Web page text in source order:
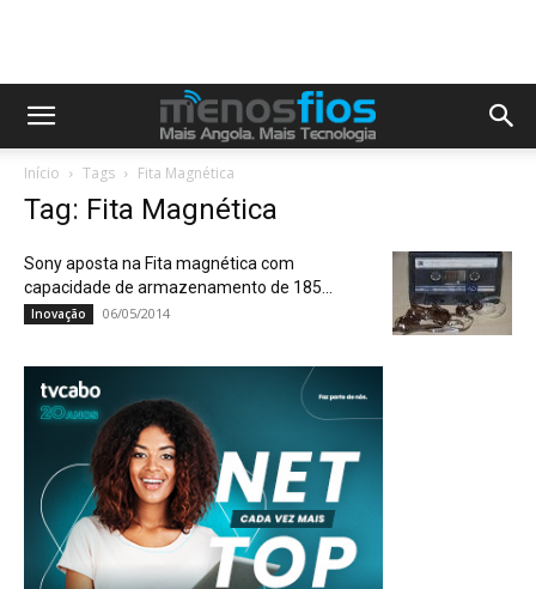
Início Tags Fita Magnética
Tag: Fita Magnética
Sony aposta na Fita magnética com
capacidade de armazenamento de 185...
Inovação 06/05/2014